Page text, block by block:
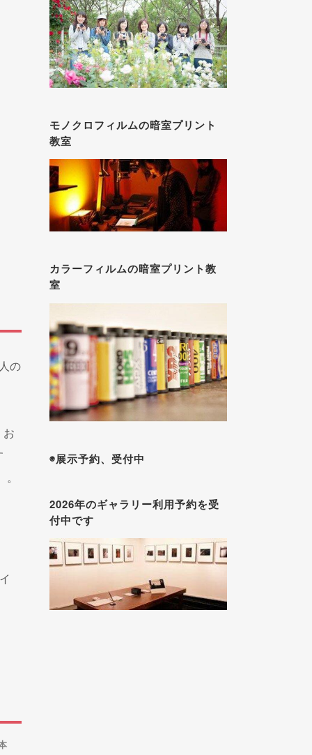
の
お
モノクロフィルムの暗室プリント
教室
カラーフィルムの暗室プリント教
室
◉展示予約、受付中
2026年のギャラリー利用予約を受
付中です